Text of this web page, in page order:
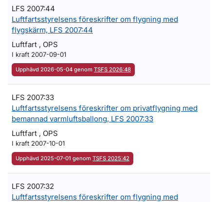
LFS 2007:44
Luftfartsstyrelsens föreskrifter om flygning med
flygskärm, LFS 2007:44
Luftfart , OPS
I kraft 2007-09-01
Upphävd 2026-05-04 genom TSFS 2026:48
LFS 2007:33
Luftfartsstyrelsens föreskrifter om privatflygning med
bemannad varmluftsballong, LFS 2007:33
Luftfart , OPS
I kraft 2007-10-01
Upphävd 2025-07-01 genom TSFS 2025:42
LFS 2007:32
Luftfartsstyrelsens föreskrifter om flygning med